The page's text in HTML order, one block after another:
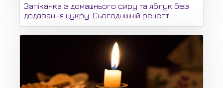
Запіканка з домашнього сиру та яблук без
додавання цукру. Сьогоднішній рецепт.